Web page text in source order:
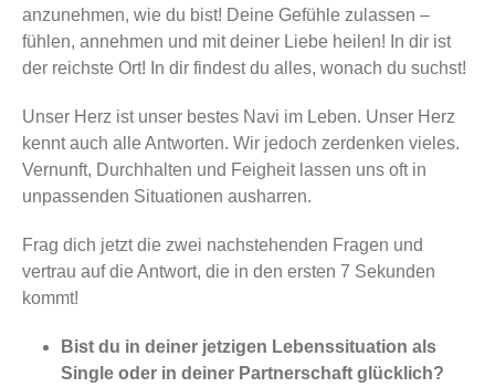
anzunehmen, wie du bist! Deine Gefühle zulassen –
fühlen, annehmen und mit deiner Liebe heilen! In dir ist
der reichste Ort! In dir findest du alles, wonach du suchst!
Unser Herz ist unser bestes Navi im Leben. Unser Herz
kennt auch alle Antworten. Wir jedoch zerdenken vieles.
Vernunft, Durchhalten und Feigheit lassen uns oft in
unpassenden Situationen ausharren.
Frag dich jetzt die zwei nachstehenden Fragen und
vertrau auf die Antwort, die in den ersten 7 Sekunden
kommt!
Bist du in deiner jetzigen Lebenssituation als
Single oder in deiner Partnerschaft glücklich?